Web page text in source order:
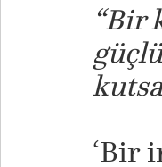
“Bir
‘Bir